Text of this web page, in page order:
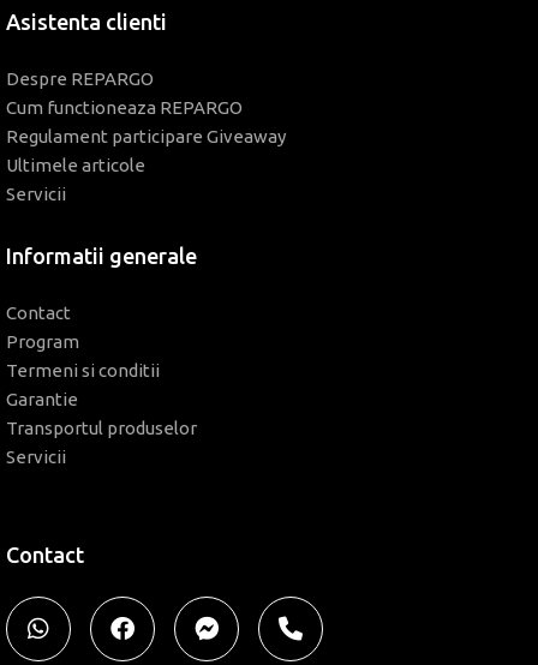
Asistenta clienti
Despre REPARGO
Cum functioneaza REPARGO
Regulament participare Giveaway
Ultimele articole
Servicii
Informatii generale
Contact
Program
Termeni si conditii
Garantie
Transportul produselor
Servicii
Contact